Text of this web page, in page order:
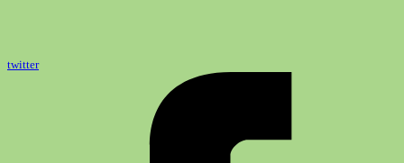
twitter